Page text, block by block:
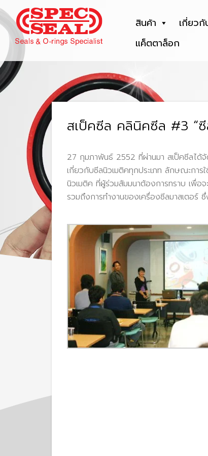
สินค้า เกี่ยวกั
แค็ตตาล็อก
สเป็คซีล คลินิคซีล #3 “ซี
27 กุมภาพันธ์ 2552 ที่ผ่านมา สเป็คซีลได้
เกี่ยวกับซีลนิวเมติคทุกประเภท ลักษณะกา
นิวเมติค ที่ผู้ร่วมสัมมนาต้องการทราบ เพื่อ
รวมถึงการทำงานของเครื่องซีลมาสเตอร์